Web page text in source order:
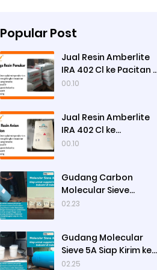
Popular Post
Jual Resin Amberlite
IRA 402 Cl ke Pacitan -
Ady Water
00.10
Jual Resin Amberlite
IRA 402 Cl ke
Pamekasan - Ady
00.10
Gudang Carbon
Molecular Sieve
Nitrogen Generation
02.23
Gudang Molecular
Sieve 5A Siap Kirim ke
Bengkulu Utara
02.25